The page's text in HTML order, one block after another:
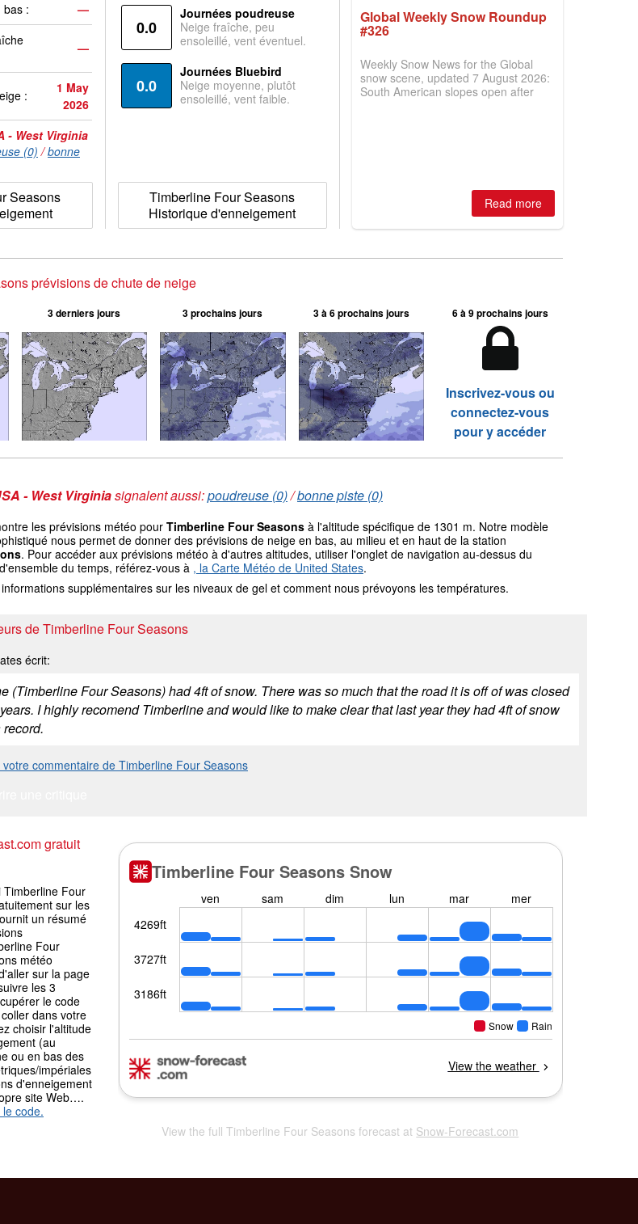
bas :
—
—
:
1 May
2026
- West Virginia
(0)/bonne
Seasons
0.0
Journées poudreuse
Neige fraîche, peu
ensoleillé, vent éventuel.
0.0
Journées Bluebird
Neige moyenne, plutôt
ensoleillé, vent faible.
Timberline Four Seasons
Historique d'enneigement
Global Weekly Snow Roundup
#326
Weekly Snow News for the Global
snow scene, updated 7 August 2026:
South American slopes open after
Read more
prévisions de chute de neige
3 derniers jours 3 prochains jours 3 à 6 prochains jours 6 à 9 prochains jours
Inscrivez-vous ou
connectez-vous
pour y accéder
- West Virginiasignalent aussi:poudreuse (0)/bonne piste (0)
les prévisions météo pour Timberline Four Seasons à l'altitude spécifique de 1301 m. Notre modèle
nous permet de donner des prévisions de neige en bas, au milieu et en haut de la station
. Pour accéder aux prévisions météo à d'autres altitudes, utiliser l'onglet de navigation au-dessus du
du temps, référez-vous à , la Carte Météo de United States.
supplémentaires sur les niveaux de gel et comment nous prévoyons les températures.
de Timberline Four Seasons
écrit:
(Timberline Four Seasons) had 4ft of snow. There was so much that the road it is off of was closed
I highly recomend Timberline and would like to make clear that last year they had 4ft of snow
commentaire de Timberline Four Seasons
gratuit
Timberline Four
sur les
un résumé
Four
météo
sur la page
les 3
le code
dans votre
choisir l'altitude
(au
ou en bas des
impériales
d'enneigement
site Web….
code.
View the full Timberline Four Seasons forecast at Snow-Forecast.com